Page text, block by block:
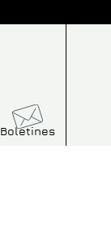
Boletines